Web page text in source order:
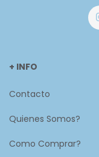
+ INFO
Contacto
Quienes Somos?
Como Comprar?